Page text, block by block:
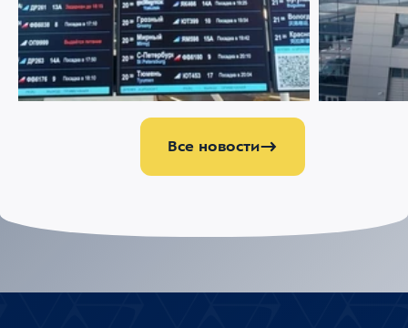
22 ИЮЛЯ 2026 1986
Меняемся ради комфорта пассажиров
21 ИЮЛЯ 2026
Аэропорт
партнером
Все новости